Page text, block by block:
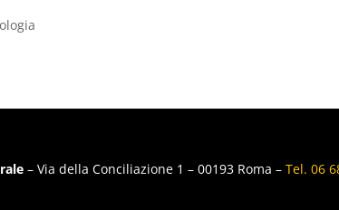
– Via della Conciliazione 1 – 00193 Roma – Tel. 06